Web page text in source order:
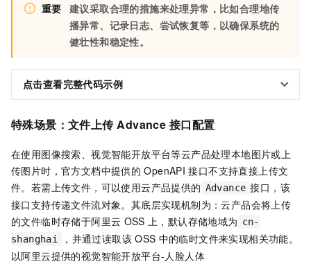
重要 建议采取合理的措施来处理异常，比如合理地传
播异常、记录日志、尝试恢复等，以确保系统的
健壮性和稳定性。
点击查看完整代码示例
特殊场景：文件上传 Advance 接口配置
在使用图像搜索、视觉智能开放平台等云产品处理本地图片或上
传图片时，官方文档中提供的 OpenAPI 接口不支持直接上传文
件。若需上传文件，可以使用云产品提供的 Advance 接口，该
接口支持传递文件流对象。其底层实现机制为：云产品会将上传
的文件临时存储于阿里云 OSS 上，默认存储地域为 cn-
shanghai
，并通过读取该 OSS 中的临时文件来实现相关功能。
以阿里云提供的视觉智能开放平台-人脸人体